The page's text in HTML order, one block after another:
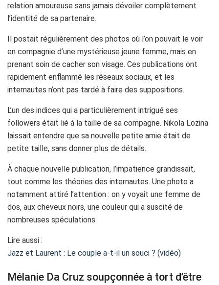
relation amoureuse sans jamais dévoiler complètement
l’identité de sa partenaire.
Il postait régulièrement des photos où l’on pouvait le voir
en compagnie d’une mystérieuse jeune femme, mais en
prenant soin de cacher son visage. Ces publications ont
rapidement enflammé les réseaux sociaux, et les
internautes n’ont pas tardé à faire des suppositions.
L’un des indices qui a particulièrement intrigué ses
followers était lié à la taille de sa compagne. Nikola Lozina
laissait entendre que sa nouvelle petite amie était de
petite taille, sans donner plus de détails.
À chaque nouvelle publication, l’impatience grandissait,
tout comme les théories des internautes. Une photo a
notamment attiré l’attention : on y voyait une femme de
dos, aux cheveux noirs, une couleur qui a suscité de
nombreuses spéculations.
Lire aussi :
Jazz et Laurent : Le couple a-t-il un souci ? (vidéo)
Mélanie Da Cruz soupçonnée à tort d’être